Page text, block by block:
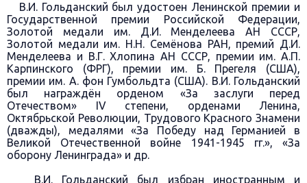
В.И. Гольданский был удостоен Ленинской премии и
Государственной премии Российской Федерации,
Золотой медали им. Д.И. Менделеева АН СССР,
Золотой медали им. Н.Н. Семёнова РАН, премий Д.И.
Менделеева и В.Г. Хлопина АН СССР, премии им. А.П.
Карпинского (ФРГ), премии им. Б. Прегеля (США),
премии им. А. фон Гумбольдта (США). В.И. Гольданский
был награждён орденом «За заслуги перед
Отечеством» IV степени, орденами Ленина,
Октябрьской Революции, Трудового Красного Знамени
(дважды), медалями «За Победу над Германией в
Великой Отечественной войне 1941-1945 гг.», «За
оборону Ленинграда» и др.
В.И. Гольданский был избран иностранным и